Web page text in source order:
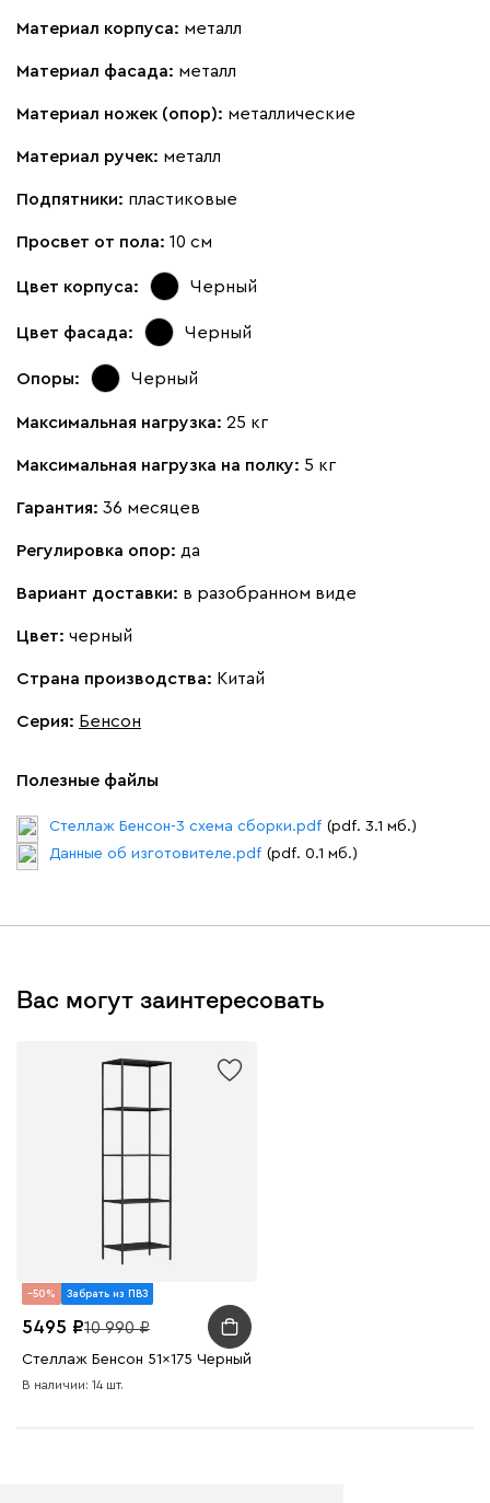
Материал корпуса: металл
Материал фасада: металл
Материал ножек (опор): металлические
Материал ручек: металл
Подпятники: пластиковые
Просвет от пола: 10 см
Цвет корпуса: Черный
Цвет фасада: Черный
Опоры: Черный
Максимальная нагрузка: 25 кг
Максимальная нагрузка на полку: 5 кг
Гарантия: 36 месяцев
Регулировка опор: да
Вариант доставки: в разобранном виде
Цвет: черный
Страна производства: Китай
Серия: Бенсон
Полезные файлы
Стеллаж Бенсон-3 схема сборки.pdf (pdf. 3.1 мб.)
Данные об изготовителе.pdf (pdf. 0.1 мб.)
Вас могут заинтересовать
50 Забрать из ПВЗ
5495 10 990
Стеллаж Бенсон 51x175 Черный
В наличии: 14 шт.